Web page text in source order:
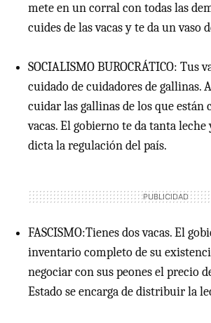
mete en un corral con todas las
cuides de las vacas y te da un vaso
SOCIALISMO BUROCRÁTICO: Tus
cuidado de cuidadores de gallinas.
cuidar las gallinas de los que están
vacas. El gobierno te da tanta
dicta la regulación del país.
FASCISMO:Tienes dos vacas. El
inventario completo de su
negociar con sus peones el precio
Estado se encarga de distribuir la